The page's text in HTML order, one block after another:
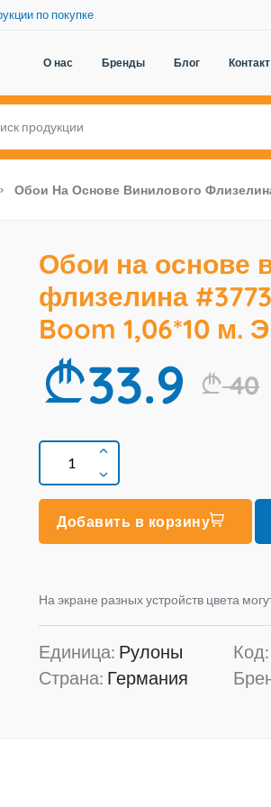
по покупке
О нас Бренды Блог Контакт
Обои На Основе Винилового
Обои на основе
флизелина
Boom 1,06*10 м.
33.9 40
Добавить в корзину
На экране разных устройств цвета
Единица: Рулоны
Страна: Германия
Код: